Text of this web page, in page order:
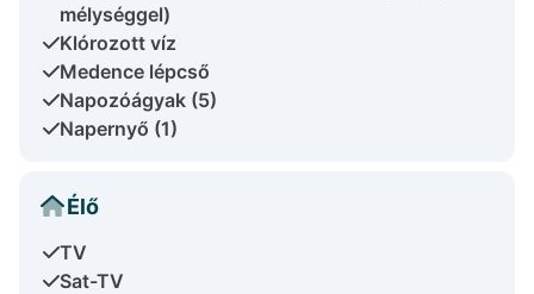
mélységgel)
Klórozott víz
Medence lépcső
Napozóágyak (5)
Napernyő (1)
Élő
TV
Sat-TV